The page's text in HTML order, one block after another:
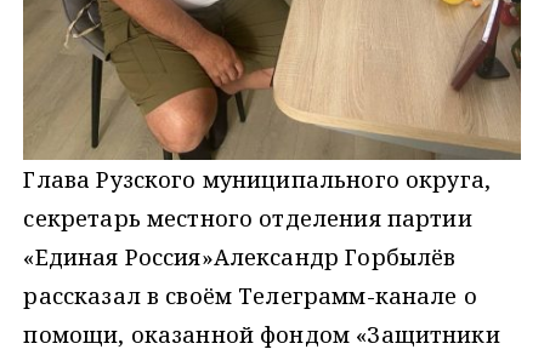
Глава Рузского муниципального округа,
секретарь местного отделения партии
«Единая Россия»Александр Горбылёв
рассказал в своём Телеграмм-канале о
помощи, оказанной фондом «Защитники